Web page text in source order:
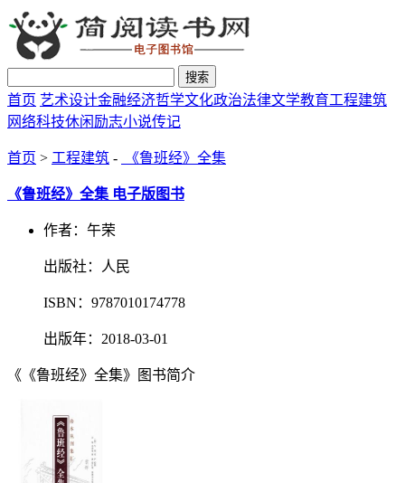
搜索
首页 艺术设计金融经济哲学文化政治法律文学教育工程建筑
网络科技休闲励志小说传记
首页 > 工程建筑 - 《鲁班经》全集
《鲁班经》全集 电子版图书
作者：午荣
出版社：人民
ISBN：9787010174778
出版年：2018-03-01
《《鲁班经》全集》图书简介